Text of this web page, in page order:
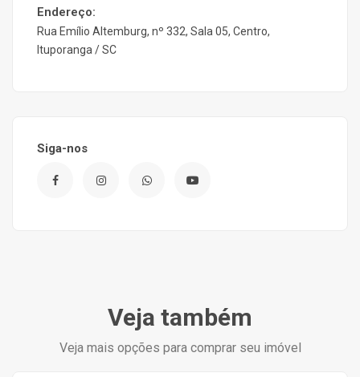
Endereço:
Rua Emílio Altemburg, nº 332, Sala 05, Centro,
Ituporanga / SC
Siga-nos
Veja também
Veja mais opções para comprar seu imóvel